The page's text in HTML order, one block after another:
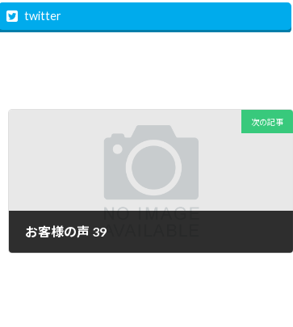
twitter
次の記事
お客様の声 39